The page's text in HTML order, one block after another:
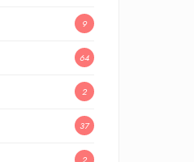
9
64
2
37